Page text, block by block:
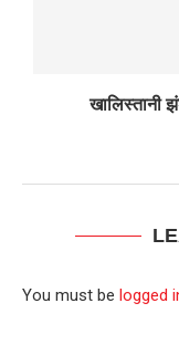
खालिस्तानी
You must be logged